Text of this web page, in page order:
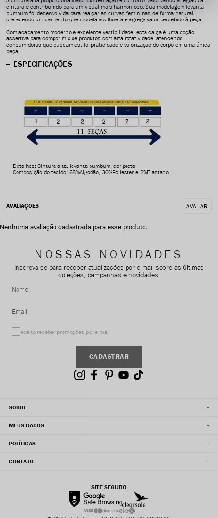
cintura e contribuindo para um visual mais harmonioso. Sua modelagem levanta
bumbum foi desenvolvida para realçar as curvas femininas de forma natural,
oferecendo um caimento que modela a silhueta e agrega valor percebido à peça.
Com acabamento moderno e excelente vestibilidade, esta calça é uma opção
assertiva para compor mix de produtos com alta rotatividade, atendendo
consumidoras que buscam estilo, praticidade e valorização do corpo em uma única
peça.
ESPECIFICAÇÕES
Detalhes: Cintura alta, levanta bumbum, cor preta
Composição do tecido: 68%Algodão, 30%Poilester e 2%Elastano
AVALIAR
Nenhuma avaliação cadastrada para esse produto.
NOSSAS NOVIDADES
Inscreva-se para receber atualizações por e-mail sobre as últimas
coleções, campanhas e novidades.
Nome
Email
CADASTRAR
aceito receber promoções por e-mail
SOBRE
MEUS DADOS
POLÍTICAS
CONTATO
SITE SEGURO